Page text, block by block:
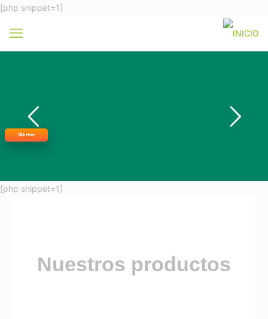
[php snippet=1]
Click Here
[php snippet=1]
Nuestros productos